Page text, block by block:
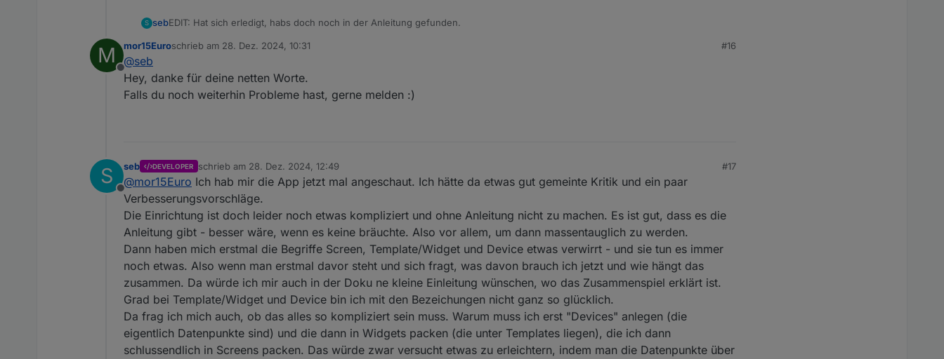
S sebEDIT: Hat sich erledigt, habs doch noch in der Anleitung gefunden.
M
Offline
mor15Euroschrieb am 28. Dez. 2024, 10:31
zuletzt editiert von
#16
@seb
Hey, danke für deine netten Worte.
Falls du noch weiterhin Probleme hast, gerne melden :)
S
Offline
seb DEVELOPER schrieb am 28. Dez. 2024, 12:49
zuletzt editiert von
#17
@mor15Euro Ich hab mir die App jetzt mal angeschaut. Ich hätte da etwas gut gemeinte Kritik und ein paar
Verbesserungsvorschläge.
Die Einrichtung ist doch leider noch etwas kompliziert und ohne Anleitung nicht zu machen. Es ist gut, dass es die
Anleitung gibt - besser wäre, wenn es keine bräuchte. Also vor allem, um dann massentauglich zu werden.
Dann haben mich erstmal die Begriffe Screen, Template/Widget und Device etwas verwirrt - und sie tun es immer
noch etwas. Also wenn man erstmal davor steht und sich fragt, was davon brauch ich jetzt und wie hängt das
zusammen. Da würde ich mir auch in der Doku ne kleine Einleitung wünschen, wo das Zusammenspiel erklärt ist.
Grad bei Template/Widget und Device bin ich mit den Bezeichungen nicht ganz so glücklich.
Da frag ich mich auch, ob das alles so kompliziert sein muss. Warum muss ich erst "Devices" anlegen (die
eigentlich Datenpunkte sind) und die dann in Widgets packen (die unter Templates liegen), die ich dann
schlussendlich in Screens packen. Das würde zwar versucht etwas zu erleichtern, indem man die Datenpunkte über